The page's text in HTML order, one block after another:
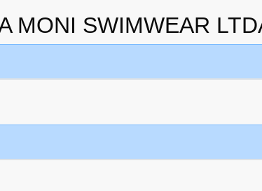
MONI SWIMWEAR